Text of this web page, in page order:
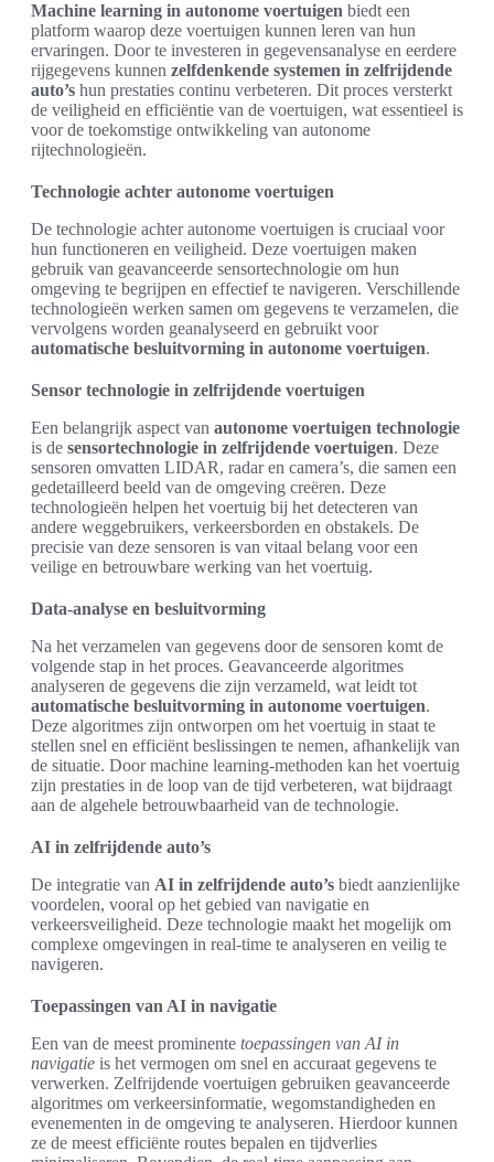
Machine learning in autonome voertuigen biedt een
platform waarop deze voertuigen kunnen leren van hun
ervaringen. Door te investeren in gegevensanalyse en eerdere
rijgegevens kunnen zelfdenkende systemen in zelfrijdende
auto’s hun prestaties continu verbeteren. Dit proces versterkt
de veiligheid en efficiëntie van de voertuigen, wat essentieel is
voor de toekomstige ontwikkeling van autonome
rijtechnologieën.
Technologie achter autonome voertuigen
De technologie achter autonome voertuigen is cruciaal voor
hun functioneren en veiligheid. Deze voertuigen maken
gebruik van geavanceerde sensortechnologie om hun
omgeving te begrijpen en effectief te navigeren. Verschillende
technologieën werken samen om gegevens te verzamelen, die
vervolgens worden geanalyseerd en gebruikt voor
automatische besluitvorming in autonome voertuigen.
Sensor technologie in zelfrijdende voertuigen
Een belangrijk aspect van autonome voertuigen technologie
is de sensortechnologie in zelfrijdende voertuigen. Deze
sensoren omvatten LIDAR, radar en camera’s, die samen een
gedetailleerd beeld van de omgeving creëren. Deze
technologieën helpen het voertuig bij het detecteren van
andere weggebruikers, verkeersborden en obstakels. De
precisie van deze sensoren is van vitaal belang voor een
veilige en betrouwbare werking van het voertuig.
Data-analyse en besluitvorming
Na het verzamelen van gegevens door de sensoren komt de
volgende stap in het proces. Geavanceerde algoritmes
analyseren de gegevens die zijn verzameld, wat leidt tot
automatische besluitvorming in autonome voertuigen.
Deze algoritmes zijn ontworpen om het voertuig in staat te
stellen snel en efficiënt beslissingen te nemen, afhankelijk van
de situatie. Door machine learning-methoden kan het voertuig
zijn prestaties in de loop van de tijd verbeteren, wat bijdraagt
aan de algehele betrouwbaarheid van de technologie.
AI in zelfrijdende auto’s
De integratie van AI in zelfrijdende auto’s biedt aanzienlijke
voordelen, vooral op het gebied van navigatie en
verkeersveiligheid. Deze technologie maakt het mogelijk om
complexe omgevingen in real-time te analyseren en veilig te
navigeren.
Toepassingen van AI in navigatie
Een van de meest prominente toepassingen van AI in
navigatie is het vermogen om snel en accuraat gegevens te
verwerken. Zelfrijdende voertuigen gebruiken geavanceerde
algoritmes om verkeersinformatie, wegomstandigheden en
evenementen in de omgeving te analyseren. Hierdoor kunnen
ze de meest efficiënte routes bepalen en tijdverlies